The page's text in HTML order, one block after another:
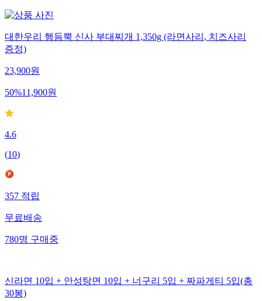
대한우리 햄듬뿍 신사 부대찌개 1,350g (라면사리, 치즈사리
증정)
23,900원
50%11,900원
4.6
(10)
357 적립
무료배송
780명 구매중
신라면 10입 + 안성탕면 10입 + 너구리 5입 + 짜파게티 5입(총
30봉)